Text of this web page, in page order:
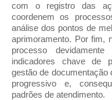
com o registro das
coordenem os
análise dos pontos de
aprimoramento. Por fim,
processo
indicadores chave de
gestão de
progressivo e,
padrões de atendimento.